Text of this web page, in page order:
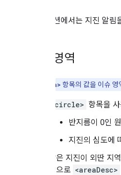
다음 섹션에서는 지진 알림
알림 영역
<area> 항목의 값을 이슈
<circle> 항목을
반지름이 0인
지진의 심도에
많은 지진이 외딴 지
향으로 <areaDesc>